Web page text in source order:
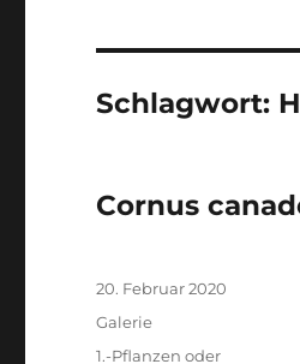
Schlagwort:
Cornus
Veröffentlicht
am
20. Februar 2020
Format
Galerie
Kategorien
1.-Pflanzen oder